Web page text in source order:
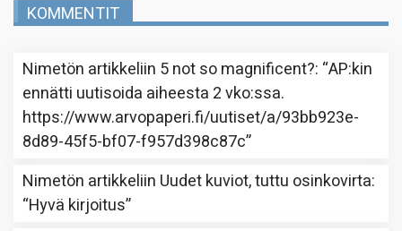
KOMMENTIT
Nimetön artikkeliin 5 not so magnificent?: “AP:kin
ennätti uutisoida aiheesta 2 vko:ssa.
https://www.arvopaperi.fi/uutiset/a/93bb923e-
8d89-45f5-bf07-f957d398c87c”
Nimetön artikkeliin Uudet kuviot, tuttu osinkovirta:
“Hyvä kirjoitus”